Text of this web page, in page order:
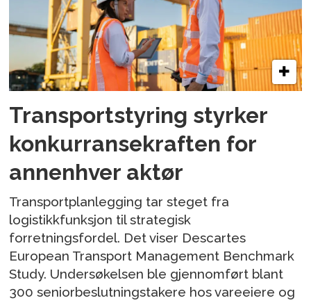
Transportstyring styrker
konkurransekraften for
annenhver aktør
Transportplanlegging tar steget fra
logistikkfunksjon til strategisk
forretningsfordel. Det viser Descartes
European Transport Management Benchmark
Study. Undersøkelsen ble gjennomført blant
300 seniorbeslutningstakere hos vareeiere og